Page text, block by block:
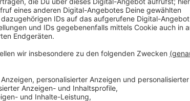
Monheim wird Gastgeber des Jugendkulturpreises
Monheim wird Gastgeber des Jugendkulturpreises
Jugendliche, die in der Kulturarbeit tätig sind,
werden Preisgelder von 15.000 Euro, wie die Stadt
SEE YOU bietet Kindern und Jugendlichen aus
Ideen. Es findet nächsten Sommer (27. Juni) im
gefördert vom NRW Jugendministerium. Mehr zum